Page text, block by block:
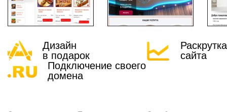
Дизайн
в подарок
Раскрутка
сайта
Подключение своего
домена